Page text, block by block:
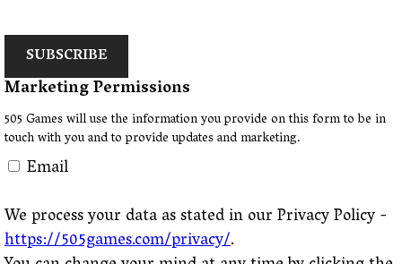
SUBSCRIBE
Marketing Permissions
505 Games will use the information you provide on this form to be in
touch with you and to provide updates and marketing.
Email
We process your data as stated in our Privacy Policy -
https://505games.com/privacy/.